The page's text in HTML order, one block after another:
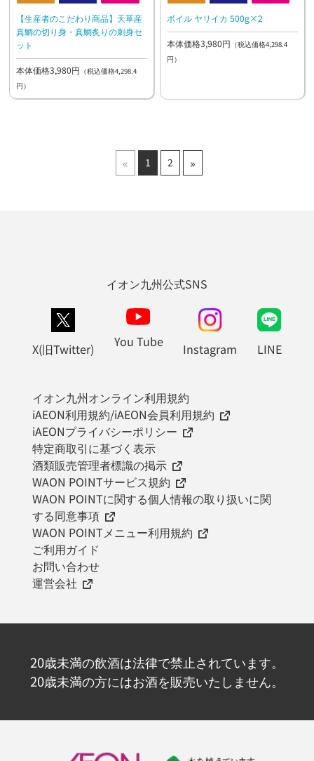
【生産者のこだわり商品】天草産
真鯛の切り身・真鯛炙りの刺身セ
ット
本体価格3,980円 （税込価格4,298.4
円）
ボイル ヤリイカ 500g×2
本体価格3,980円 （税込価格4,298.4
円）
« 1 2 »
イオン九州公式SNS
X(旧Twitter) You Tube Instagram LINE
イオン九州オンライン利用規約
iAEON利用規約/iAEON会員利用規約
iAEONプライバシーポリシー
特定商取引に基づく表示
酒類販売管理者標識の掲示
WAON POINTサービス規約
WAON POINTに関する個人情報の取り扱いに関
する同意事項
WAON POINTメニュー利用規約
ご利用ガイド
お問い合わせ
運営会社
20歳未満の飲酒は法律で禁止されています。
20歳未満の方にはお酒を販売いたしません。